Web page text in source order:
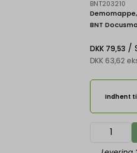
BNT203210
BNT
DKK 79,53 /
DKK 63,62
Indhent